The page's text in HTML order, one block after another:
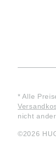
* Alle
nicht
©2026